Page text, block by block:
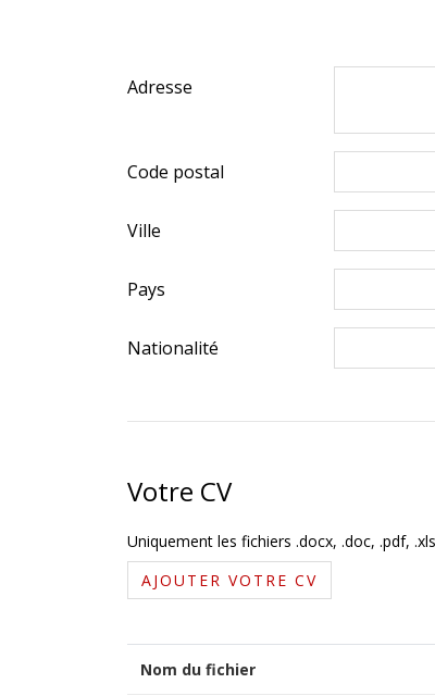
Adresse
Code postal
Ville
Pays
Nationalité
Votre CV
Uniquement les fichiers .docx, .doc, .pdf,
AJOUTER VOTRE CV
Nom du fichier